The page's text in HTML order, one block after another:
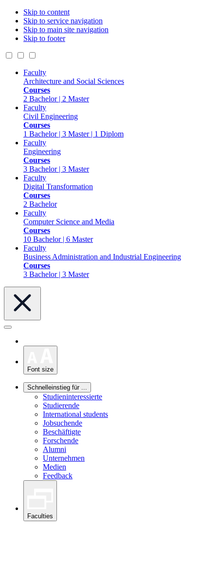
Skip to content
Skip to service navigation
Skip to main site navigation
Skip to footer
Faculty
Architecture and Social Sciences
Courses
2 Bachelor | 2 Master
Faculty
Civil Engineering
Courses
1 Bachelor | 3 Master | 1 Diplom
Faculty
Engineering
Courses
3 Bachelor | 3 Master
Faculty
Digital Transformation
Courses
2 Bachelor
Faculty
Computer Science and Media
Courses
10 Bachelor | 6 Master
Faculty
Business Administration and Industrial Engineering
Courses
3 Bachelor | 3 Master
Font size
Schnelleinstieg für ...
Studieninteressierte
Studierende
International students
Jobsuchende
Beschäftigte
Forschende
Alumni
Unternehmen
Medien
Feedback
Faculties